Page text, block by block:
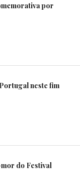
por
neste fim
do Festival